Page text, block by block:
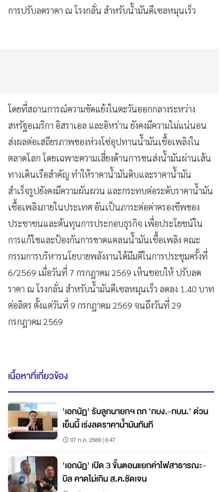
การปรับลดราคา ณ โรงกลั่น สำหรับน้ำมันดีเซลหมุนเร็ว
โดยที่สถานการณ์ความขัดแย้งในตะวันออกกลางระหว่าง
สหรัฐอเมริกา อิสราเอล และอิหร่าน ยังคงมีความไม่แน่นอน
ส่งผลต่อเสถียรภาพของห่วงโซ่อุปทานน้ำมันเชื้อเพลิงใน
ตลาดโลก โดยเฉพาะความเสี่ยงด้านการขนส่งน้ำมันผ่านเส้น
ทางเดินเรือสำคัญ ทำให้ราคาน้ำมันดิบและราคาน้ำมัน
สำเร็จรูปยังคงมีความผันผวน และกระทบต่อระดับราคาน้ำมัน
เชื้อเพลิงภายในประเทศ อันเป็นภาระต่อค่าครองชีพของ
ประชาชนและต้นทุนการประกอบธุรกิจ เพื่อประโยชน์ใน
การแก้ไขและป้องกันการขาดแคลนน้ำมันเชื้อเพลิง คณะ
กรรมการบริหารนโยบายพลังงานได้มีมติในการประชุมครั้งที่
6/2569 เมื่อวันที่ 7 กรกฎาคม 2569 เห็นชอบให้ ปรับลด
ราคา ณ โรงกลั่น สำหรับน้ำมันดีเซลหมุนเร็ว ลดลง 1.40 บาท
ต่อลิตร ตั้งแต่วันที่ 9 กรกฎาคม 2569 จนถึงวันที่ 29
กรกฎาคม 2569
เนื้อหาที่เกี่ยวข้อง
'เอกนัฏ' รับลูกนายกฯ ถก 'กบง.-กบน.' ด่วน
เย็นนี้ เร่งลดราคาน้ำมันทันที
07 ก.ค. 2569 | 6:47
'เอกนัฏ' เปิด 3 ขั้นตอนแยกค่าไฟสาธารณะ-
บิล คาดไม่เกิน ส.ค.ชัดเจน